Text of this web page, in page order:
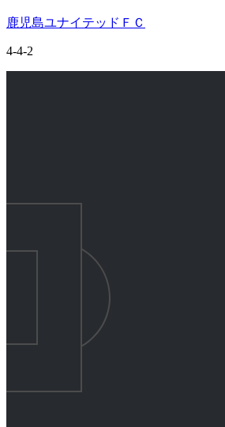
鹿児島ユナイテッドＦＣ
4-4-2